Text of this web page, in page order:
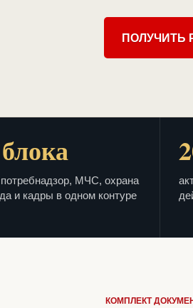
ПОЛУЧИТЬ
МЧС, охрана
и кадры в одном контуре
КОМПЛЕКТ